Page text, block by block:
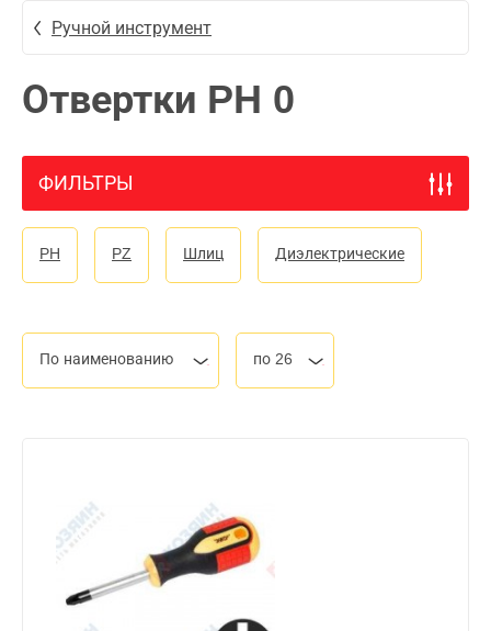
Ручной инструмент
Отвертки PH 0
ФИЛЬТРЫ
PH PZ Шлиц Диэлектрические
По наименованию по 26